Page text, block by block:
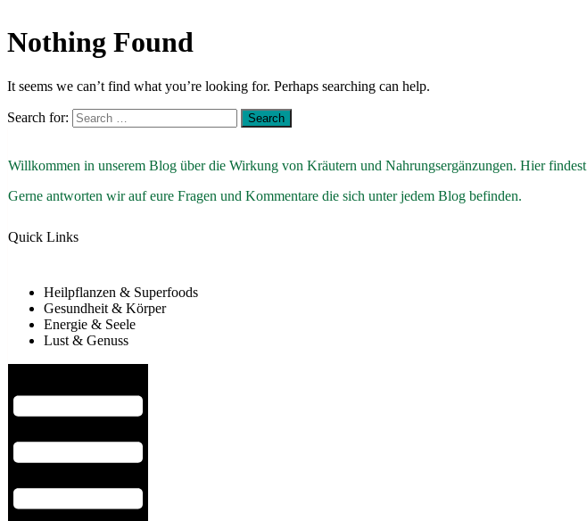
Nothing Found
It seems we can’t find what you’re looking for. Perhaps searching can help.
Search for:
Willkommen in unserem Blog über die Wirkung von Kräutern und Nahrungsergänzungen. Hier
Gerne antworten wir auf eure Fragen und Kommentare die sich unter jedem Blog befinden.
Quick Links
Heilpflanzen & Superfoods
Gesundheit & Körper
Energie & Seele
Lust & Genuss